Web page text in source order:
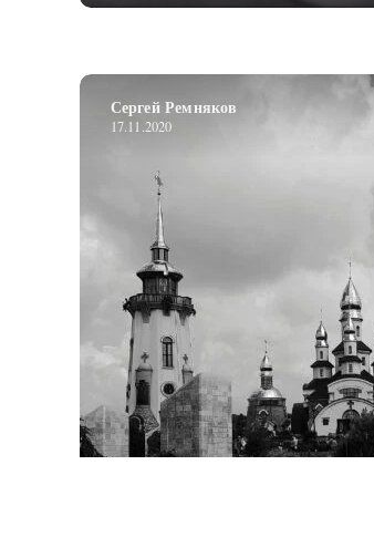
Сергей Ремняков
17.11.2020